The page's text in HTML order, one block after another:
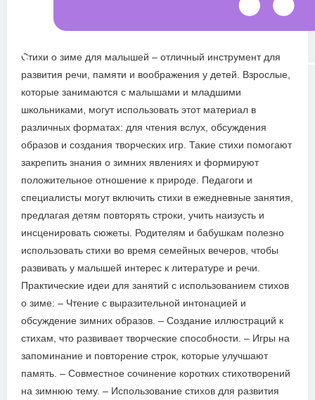
Стихи о зиме для малышей – отличный инструмент для
развития речи, памяти и воображения у детей. Взрослые,
которые занимаются с малышами и младшими
школьниками, могут использовать этот материал в
различных форматах: для чтения вслух, обсуждения
образов и создания творческих игр. Такие стихи помогают
закрепить знания о зимних явлениях и формируют
положительное отношение к природе. Педагоги и
специалисты могут включить стихи в ежедневные занятия,
предлагая детям повторять строки, учить наизусть и
инсценировать сюжеты. Родителям и бабушкам полезно
использовать стихи во время семейных вечеров, чтобы
развивать у малышей интерес к литературе и речи.
Практические идеи для занятий с использованием стихов
о зиме: – Чтение с выразительной интонацией и
обсуждение зимних образов. – Создание иллюстраций к
стихам, что развивает творческие способности. – Игры на
запоминание и повторение строк, которые улучшают
память. – Совместное сочинение коротких стихотворений
на зимнюю тему. – Использование стихов для развития